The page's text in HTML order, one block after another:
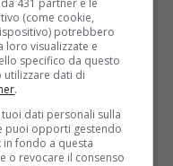
non torna:
al sentiero
(come cookie,
potrebbero
loro visualizzate e
specifico da questo
dati di
.
dati personali sulla
puoi opporti gestendo
in fondo a questa
o revocare il consenso